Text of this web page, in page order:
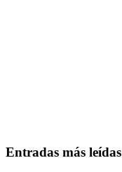
Entradas más leídas